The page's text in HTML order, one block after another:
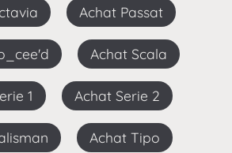
Achat Passat
Achat Scala
1 Achat Serie 2
Achat Tipo